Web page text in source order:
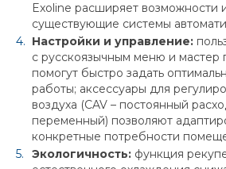
Exoline расширяет возможности
существующие системы
Настройки и управление:
с русскоязычным меню и мастер
помогут быстро задать
работы; аксессуары для
воздуха (CAV – постоянный
переменный) позволяют
конкретные потребности
Экологичность: функция